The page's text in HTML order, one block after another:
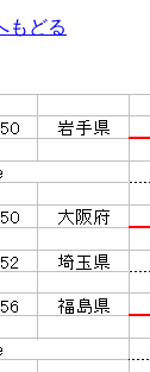
もどる